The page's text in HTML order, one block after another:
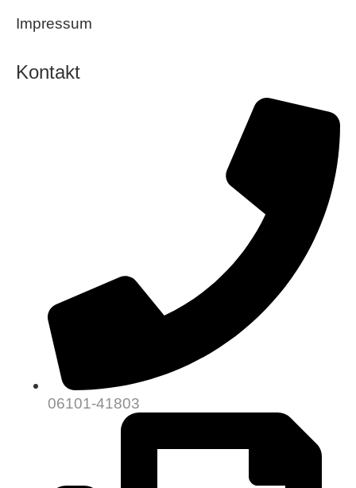
Impressum
Kontakt
06101-41803